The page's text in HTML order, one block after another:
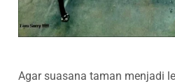
Agar suasana taman menjadi